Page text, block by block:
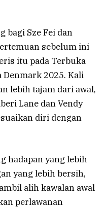
bagi Sze Fei dan
sebelum ini
itu pada Terbuka
Denmark 2025. Kali
lebih tajam dari awal,
Lane dan Vendy
diri dengan
hadapan yang lebih
yang lebih bersih,
alih kawalan awal
perlawanan